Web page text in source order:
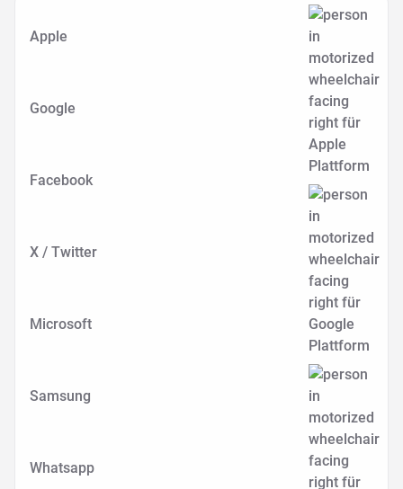
Apple
Google
Facebook
X / Twitter
Microsoft
Samsung
Whatsapp